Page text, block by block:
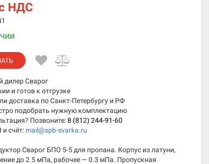
НДС
дилер Сварог
и готов к отгрузке
доставка по Санкт-Петербургу и РФ
подобрать нужную комплектацию
Позвоните:8 (812) 244-91-60
счёт: mail@spb-svarka.ru
Сварог БПО 5-5 для пропана. Корпус из латуни,
до 2.5 мПа, рабочее — 0.3 мПа. Пропускная